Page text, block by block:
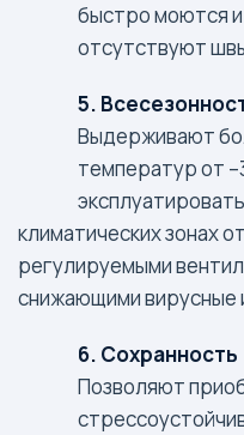
быстро моются
отсутствуют
5.
Выдерживают
температур от
климатических зонах
регулируемыми
снижающими вирусные
6. Сохранность
Позволяют